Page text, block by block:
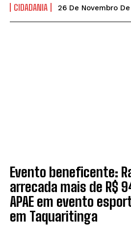
CIDADANIA 26 De Novembro
Evento beneficente:
arrecada mais de R$
APAE em evento
em Taquaritinga